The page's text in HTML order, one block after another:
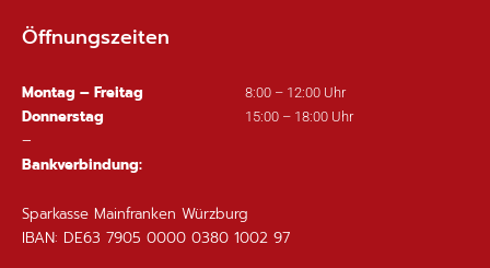
Öffnungszeiten
Montag – Freitag 8:00 – 12:00 Uhr
Donnerstag 15:00 – 18:00 Uhr
–
Bankverbindung:
Sparkasse Mainfranken Würzburg
IBAN: DE63 7905 0000 0380 1002 97